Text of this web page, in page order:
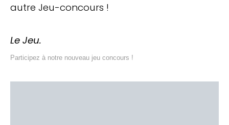
autre Jeu-concours !
Le Jeu.
Participez à notre nouveau jeu concours !